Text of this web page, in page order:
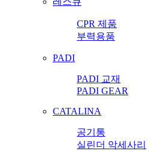
CPR 제품
부력용품
PADI
PADI 교재
PADI GEAR
CATALINA
공기통
실린더 악세사리